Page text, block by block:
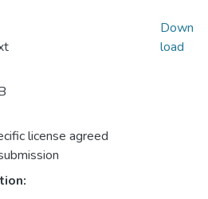
license agreed
Down
load